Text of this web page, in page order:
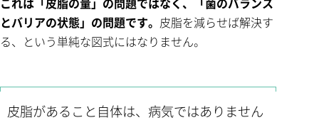
とバリアの状態」の問題です。 皮脂を減らせば解決す
る、という単純な図式にはなりません。
皮脂があること自体は、病気ではありません